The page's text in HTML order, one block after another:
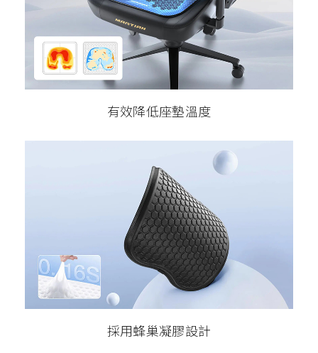
有效降低座墊溫度
採用蜂巢凝膠設計